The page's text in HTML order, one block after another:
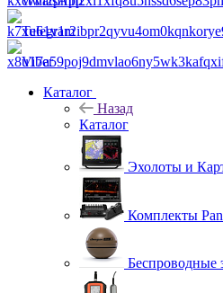
Telegram
Viber
Каталог
Назад
Каталог
Эхолоты и
Комплекты
Беспроводные